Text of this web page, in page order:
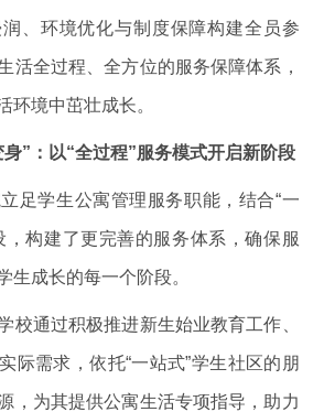
、环境优化与制度保障构建全员参
活全过程、全方位的服务保障体系，
环境中茁壮成长。
”：以“全过程”服务模式开启新阶段
足学生公寓管理服务职能，结合“一
，构建了更完善的服务体系，确保服
生成长的每一个阶段。
校通过积极推进新生始业教育工作、
际需求，依托“一站式”学生社区的朋
，为其提供公寓生活专项指导，助力